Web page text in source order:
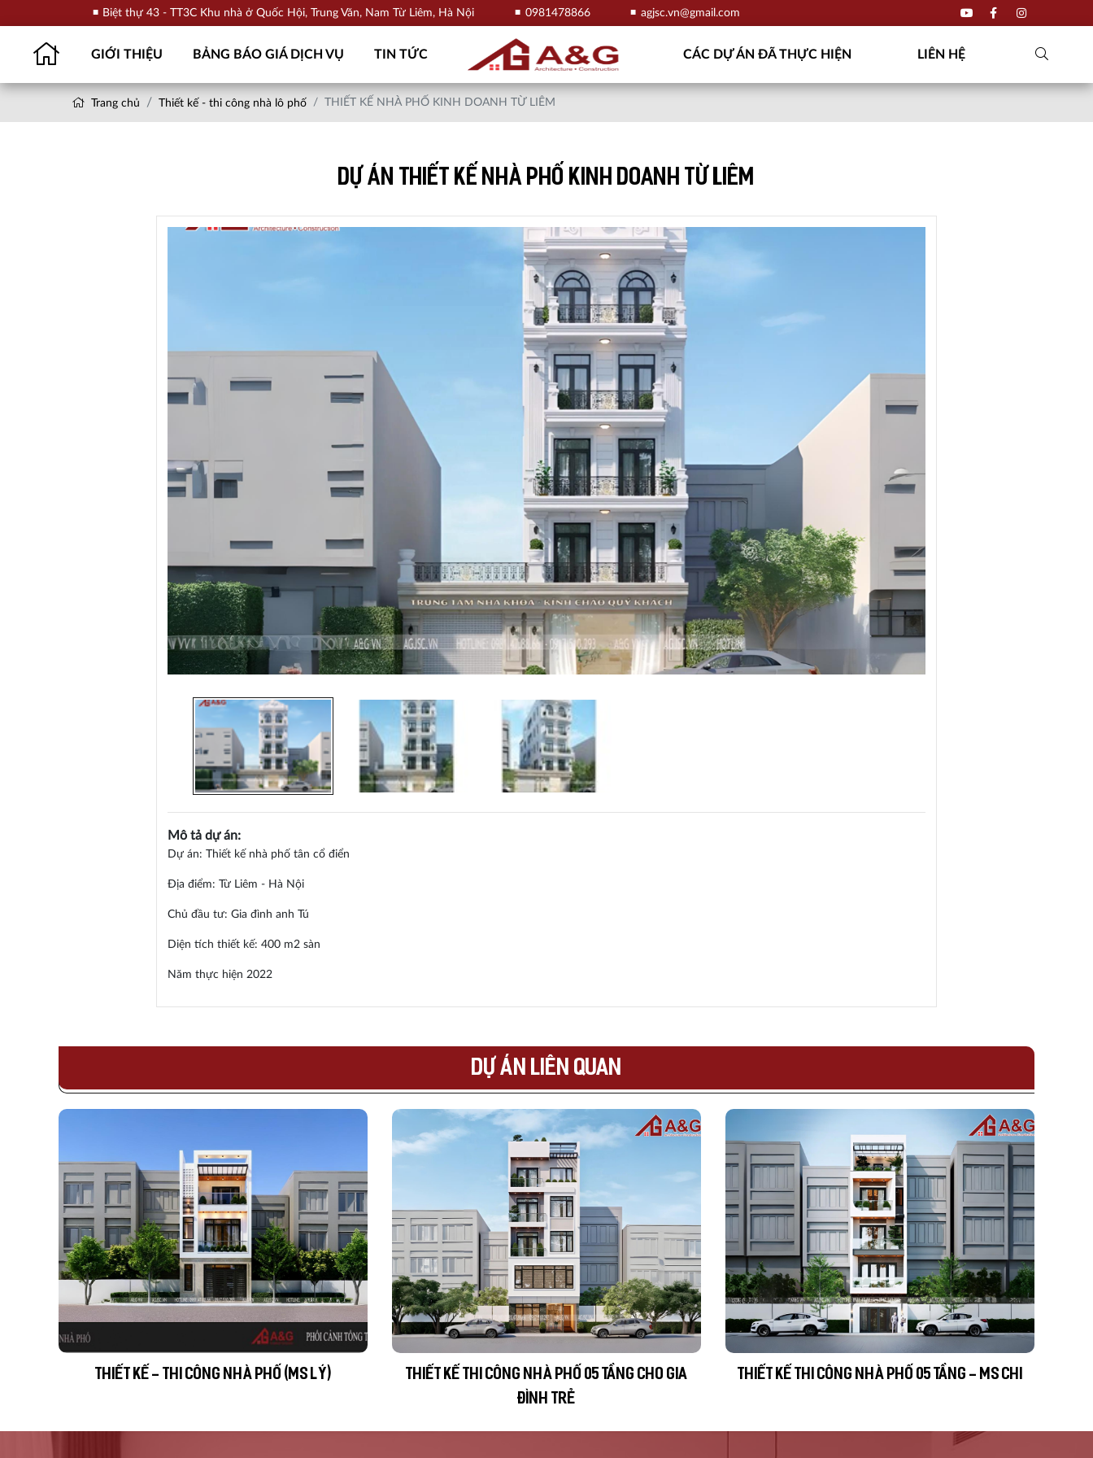
Biệt thự 43 - TT3C Khu nhà ở Quốc Hội, Trung Văn, Nam Từ Liêm, Hà Nội 0981478866 agjsc.vn@gmail.com
GIỚI THIỆU BẢNG BÁO GIÁ DỊCH VỤ TIN TỨC CÁC DỰ ÁN ĐÃ THỰC HIỆN LIÊN HỆ
Trang chủ Thiết kế - thi công nhà lô phố THIẾT KẾ NHÀ PHỐ KINH DOANH TỪ LIÊM
DỰ ÁN THIẾT KẾ NHÀ PHỐ KINH DOANH TỪ LIÊM
Mô tả dự án:
Dự án: Thiết kế nhà phố tân cổ điển
Địa điểm: Từ Liêm - Hà Nội
Chủ đầu tư: Gia đình anh Tú
Diện tích thiết kế: 400 m2 sàn
Năm thực hiện 2022
DỰ ÁN LIÊN QUAN
THIẾT KẾ - THI CÔNG NHÀ PHỐ (MS LÝ)
Dự án: Thiết kế thi công nhà phố theo phong cách hiện
đại
Địa điểm: Lai Xá- Hoài Đức - HN
Chủ đầu tư: Gia đình chú Sơn
THIẾT KẾ THI CÔNG NHÀ PHỐ 05 TẦNG CHO GIA
ĐÌNH TRẺ
Dự án: Thiết kế thi công nhà lô phố
Địa điểm: Giảng Võ - Ba Đình - HN
Chủ đầu tư: Bác Chi
Diện tích : 250 m
Năm thực hiện 2023
THIẾT KẾ THI CÔNG NHÀ PHỐ 05 TẦNG - MS CHI